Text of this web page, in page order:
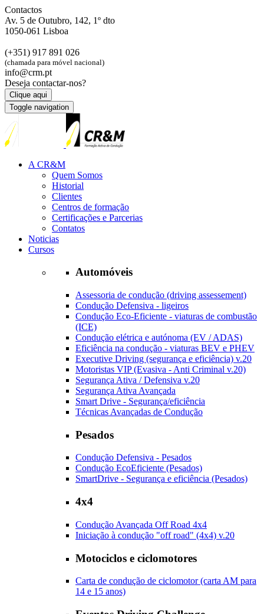
Contactos
Av. 5 de Outubro, 142, 1º dto
1050-061 Lisboa
(+351) 917 891 026
(chamada para móvel nacional)
info@crm.pt
Deseja contactar-nos?
Clique aqui
Toggle navigation
A CR&M
Quem Somos
Historial
Clientes
Centros de formação
Certificações e Parcerias
Contatos
Noticias
Cursos
Automóveis
Assessoria de condução (driving assessement)
Condução Defensiva - ligeiros
Condução Eco-Eficiente - viaturas de combustão
(ICE)
Condução elétrica e autónoma (EV / ADAS)
Eficiência na condução - viaturas BEV e PHEV
Executive Driving (segurança e eficiência) v.20
Motoristas VIP (Evasiva - Anti Criminal v.20)
Segurança Ativa / Defensiva v.20
Segurança Ativa Avançada
Smart Drive - Segurança/eficiência
Técnicas Avançadas de Condução
Pesados
Condução Defensiva - Pesados
Condução EcoEficiente (Pesados)
SmartDrive - Segurança e eficiência (Pesados)
4x4
Condução Avançada Off Road 4x4
Iniciação à condução "off road" (4x4) v.20
Motociclos e ciclomotores
Carta de condução de ciclomotor (carta AM para
14 e 15 anos)